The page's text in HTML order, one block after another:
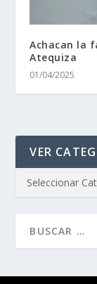
Achacan la
Atequiza
01/04/2025
VER